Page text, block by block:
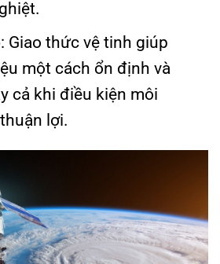
: Giao thức vệ tinh giúp
một cách ổn định và
cả khi điều kiện môi
lợi.